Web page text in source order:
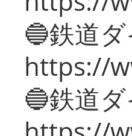
🔵鉄道
https://
🔵鉄道